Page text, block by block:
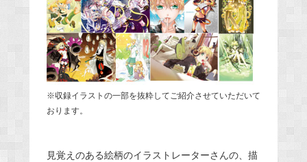
※収録イラストの一部を抜粋してご紹介させていただいて
おります。
見覚えのある絵柄のイラストレーターさんの、描